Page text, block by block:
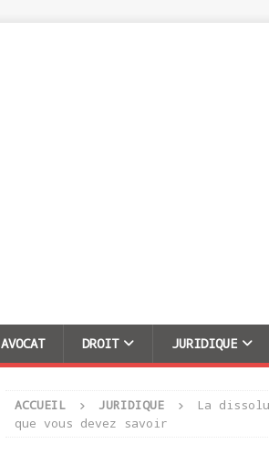
AVOCAT DROIT JURIDIQUE
ACCUEIL JURIDIQUE
La
que vous devez savoir